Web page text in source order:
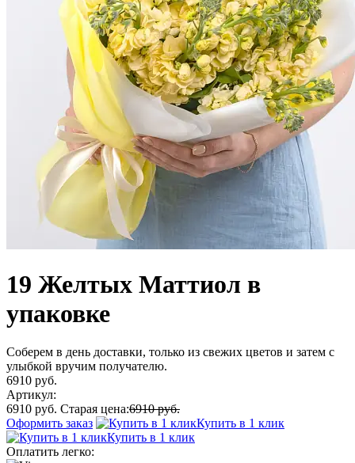
19 Желтых Маттиол в
упаковке
Соберем в день доставки, только из свежих цветов и затем с
улыбкой вручим получателю.
6910 руб.
Артикул:
6910 руб. Старая цена:6910 руб.
Оформить заказ
Купить в 1 клик
Купить в 1 клик
Оплатить легко: